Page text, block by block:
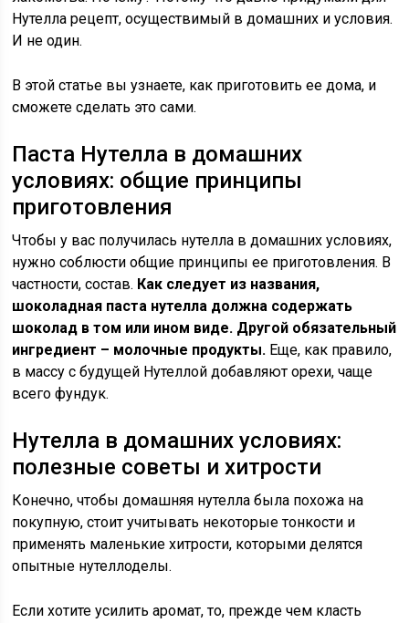
Нутелла рецепт, осуществимый в домашних и условия.
И не один.
В этой статье вы узнаете, как приготовить ее дома, и
сможете сделать это сами.
Паста Нутелла в домашних
условиях: общие принципы
приготовления
Чтобы у вас получилась нутелла в домашних условиях,
нужно соблюсти общие принципы ее приготовления. В
частности, состав. Как следует из названия,
шоколадная паста нутелла должна содержать
шоколад в том или ином виде. Другой обязательный
ингредиент – молочные продукты. Еще, как правило,
в массу с будущей Нутеллой добавляют орехи, чаще
всего фундук.
Нутелла в домашних условиях:
полезные советы и хитрости
Конечно, чтобы домашняя нутелла была похожа на
покупную, стоит учитывать некоторые тонкости и
применять маленькие хитрости, которыми делятся
опытные нутеллоделы.
Если хотите усилить аромат, то, прежде чем класть